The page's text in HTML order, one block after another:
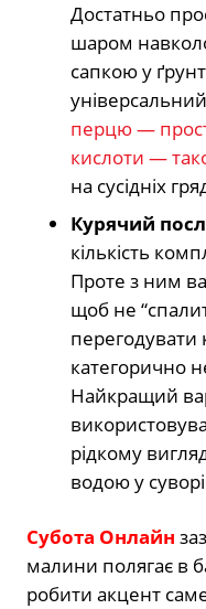
Достатньо
шаром
сапкою у
перцю —
кислоти —
на сусідніх
Курячий
кількість
Проте з ним
щоб не
категорично
Найкращий
рідкому
водою у
Субота Онлайн
малини полягає в
робити акцент